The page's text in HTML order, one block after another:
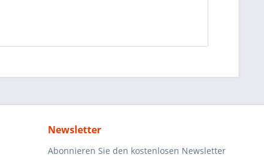
Newsletter
Abonnieren Sie den kostenlosen Newsletter